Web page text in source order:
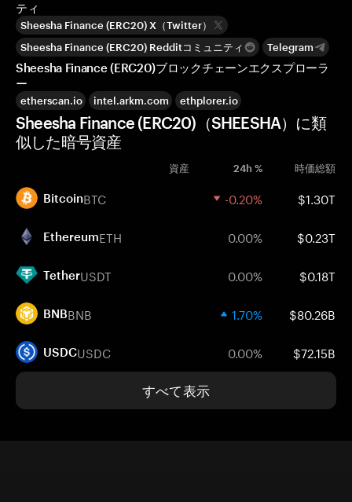
ティ
Sheesha Finance (ERC20) X（Twitter）
Sheesha Finance (ERC20) Redditコミュニティ
Telegram
Sheesha Finance (ERC20)ブロックチェーンエクスプローラ
ー
etherscan.io intel.arkm.com ethplorer.io
Sheesha Finance (ERC20)（SHEESHA）に類
似した暗号資産
資産 24h % 時価総額
BitcoinBTC -0.20% $1.30T
EthereumETH 0.00% $0.23T
TetherUSDT 0.00% $0.18T
BNBBNB 1.70% $80.26B
USDCUSDC 0.00% $72.15B
すべて表示